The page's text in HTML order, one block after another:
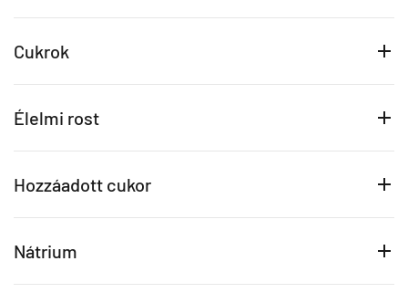
Cukrok
Élelmi rost
Hozzáadott cukor
Nátrium